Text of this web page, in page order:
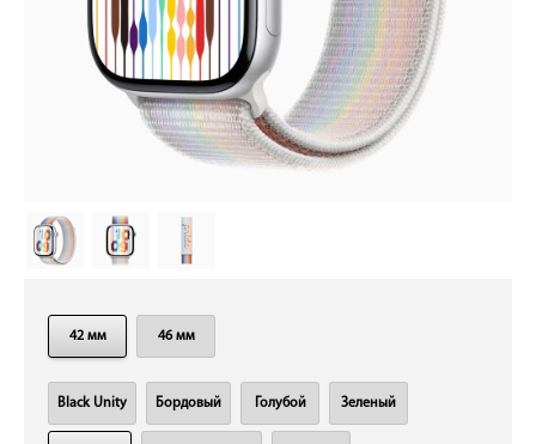
42 мм 46 мм
Black Unity Бордовый Голубой Зеленый